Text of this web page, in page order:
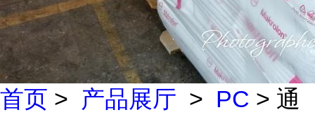
首页 > 产品展厅 > PC > 通